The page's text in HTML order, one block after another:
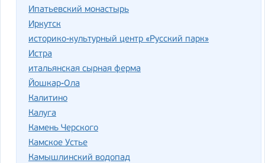
Ипатьевский монастырь
Иркутск
историко-культурный центр «Русский парк»
Истра
итальянская сырная ферма
Йошкар-Ола
Калитино
Калуга
Камень Черского
Камское Устье
Камышлинский водопад